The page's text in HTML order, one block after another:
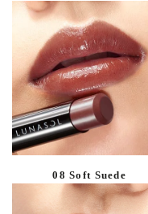
08 Soft Suede